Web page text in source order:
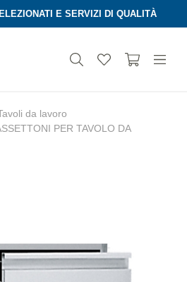
E SERVIZI DI QUALITÀ
da lavoro
PER TAVOLO DA